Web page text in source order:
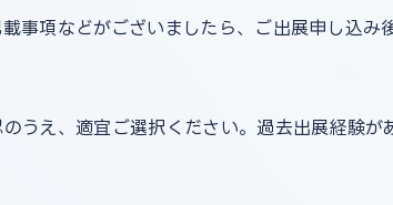
事項などがございましたら、ご出展申し込み
うえ、適宜ご選択ください。過去出展経験